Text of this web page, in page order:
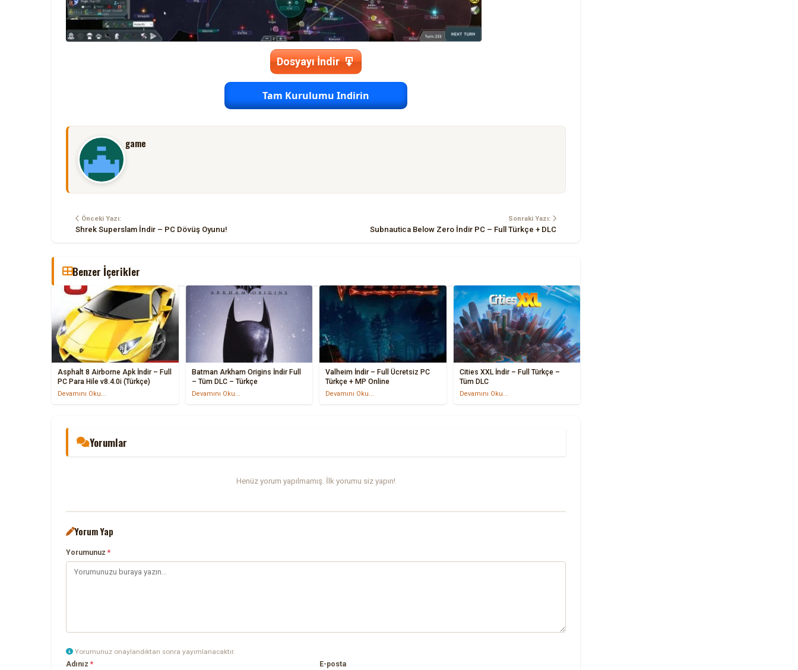
Dosyayı İndir
Tam Kurulumu Indirin
game
Önceki Yazı:
Shrek Superslam İndir – PC Dövüş Oyunu!
Sonraki Yazı:
Subnautica Below Zero İndir PC – Full Türkçe + DLC
Benzer İçerikler
Asphalt 8 Airborne Apk İndir – Full
PC Para Hile v8.4.0i (Türkçe)
Devamını Oku...
Batman Arkham Origins İndir Full
– Tüm DLC – Türkçe
Devamını Oku...
Valheim İndir – Full Ücretsiz PC
Türkçe + MP Online
Devamını Oku...
Cities XXL İndir – Full Türkçe –
Tüm DLC
Devamını Oku...
Yorumlar
Henüz yorum yapılmamış. İlk yorumu siz yapın!
Yorum Yap
Yorumunuz*
Yorumunuz onaylandıktan sonra yayımlanacaktır.
Adınız* E-posta